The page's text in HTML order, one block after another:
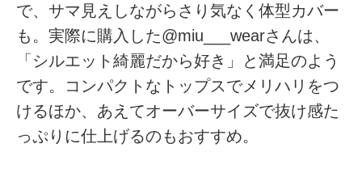
で、サマ見えしながらさり気なく体型カバー
も。実際に購入した@miu___wearさんは、
「シルエット綺麗だから好き」と満足のよう
です。コンパクトなトップスでメリハリをつ
けるほか、あえてオーバーサイズで抜け感た
っぷりに仕上げるのもおすすめ。